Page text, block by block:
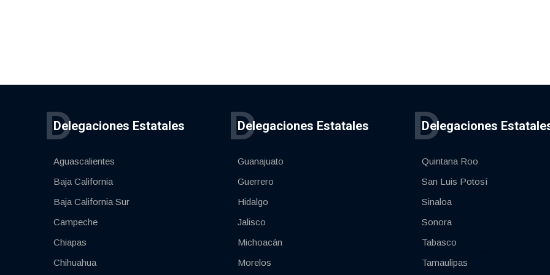
Delegaciones Estatales
D
Aguascalientes
Baja California
Baja California Sur
Campeche
Chiapas
Chihuahua
Delegaciones Estatales
D
Guanajuato
Guerrero
Hidalgo
Jalisco
Michoacán
Morelos
Delegaciones
D
Quintana Roo
San Luis Potosí
Sinaloa
Sonora
Tabasco
Tamaulipas